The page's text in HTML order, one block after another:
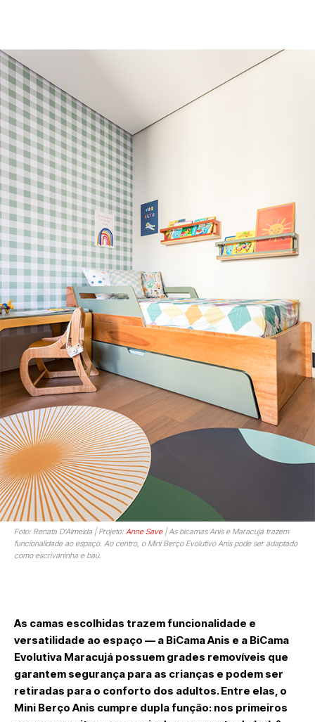
Foto: Renata D’Almeida | Projeto: Anne Save| As bicamas Anis e Maracujá trazem
funcionalidade ao espaço. Ao centro, o Mini Berço Evolutivo Anis pode ser adaptado
como escrivaninha e baú.
As camas escolhidas trazem funcionalidade e
versatilidade ao espaço — a BiCama Anis e a BiCama
Evolutiva Maracujá possuem grades removíveis que
garantem segurança para as crianças e podem ser
retiradas para o conforto dos adultos. Entre elas, o
Mini Berço Anis cumpre dupla função: nos primeiros